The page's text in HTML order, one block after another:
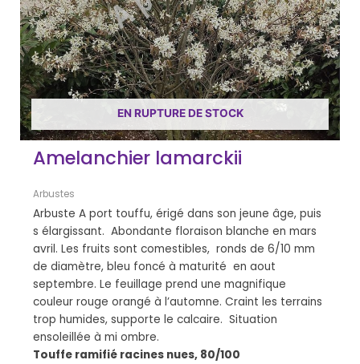
EN RUPTURE DE STOCK
Amelanchier lamarckii
Arbustes
Arbuste A port touffu, érigé dans son jeune âge, puis
s élargissant. Abondante floraison blanche en mars
avril. Les fruits sont comestibles, ronds de 6/10 mm
de diamètre, bleu foncé à maturité en aout
septembre. Le feuillage prend une magnifique
couleur rouge orangé à l’automne. Craint les terrains
trop humides, supporte le calcaire. Situation
ensoleillée à mi ombre.
Touffe ramifié racines nues, 80/100